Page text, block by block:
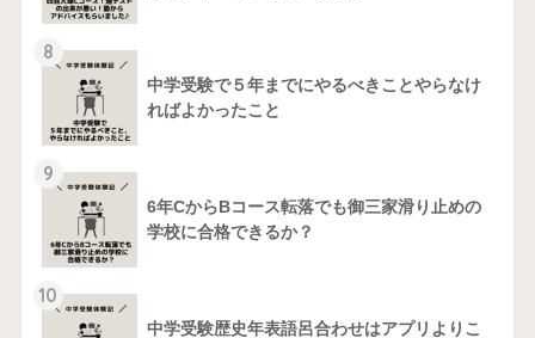
8
中学受験で５年までにやるべきことやらなけ
ればよかったこと
9
6年CからBコース転落でも御三家滑り止めの
学校に合格できるか？
10
中学受験歴史年表語呂合わせはアプリよりこ